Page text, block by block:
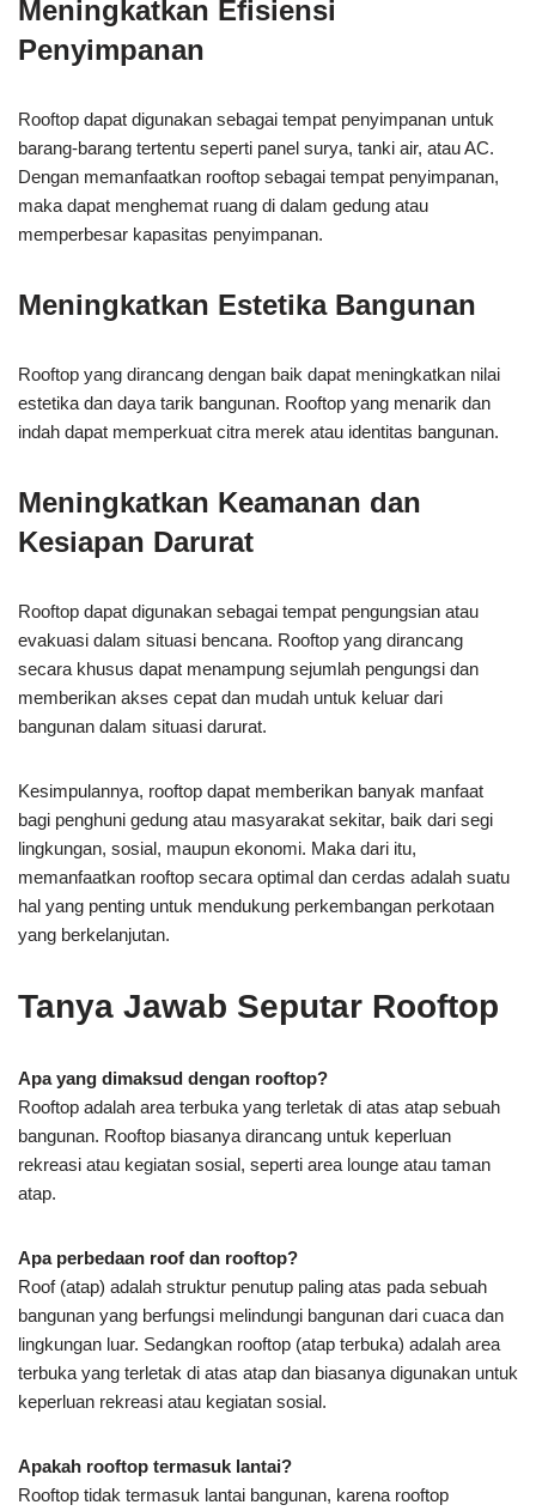
Meningkatkan Efisiensi
Penyimpanan
Rooftop dapat digunakan sebagai tempat penyimpanan untuk
barang-barang tertentu seperti panel surya, tanki air, atau AC.
Dengan memanfaatkan rooftop sebagai tempat penyimpanan,
maka dapat menghemat ruang di dalam gedung atau
memperbesar kapasitas penyimpanan.
Meningkatkan Estetika Bangunan
Rooftop yang dirancang dengan baik dapat meningkatkan nilai
estetika dan daya tarik bangunan. Rooftop yang menarik dan
indah dapat memperkuat citra merek atau identitas bangunan.
Meningkatkan Keamanan dan
Kesiapan Darurat
Rooftop dapat digunakan sebagai tempat pengungsian atau
evakuasi dalam situasi bencana. Rooftop yang dirancang
secara khusus dapat menampung sejumlah pengungsi dan
memberikan akses cepat dan mudah untuk keluar dari
bangunan dalam situasi darurat.
Kesimpulannya, rooftop dapat memberikan banyak manfaat
bagi penghuni gedung atau masyarakat sekitar, baik dari segi
lingkungan, sosial, maupun ekonomi. Maka dari itu,
memanfaatkan rooftop secara optimal dan cerdas adalah suatu
hal yang penting untuk mendukung perkembangan perkotaan
yang berkelanjutan.
Tanya Jawab Seputar Rooftop
Apa yang dimaksud dengan rooftop?
Rooftop adalah area terbuka yang terletak di atas atap sebuah
bangunan. Rooftop biasanya dirancang untuk keperluan
rekreasi atau kegiatan sosial, seperti area lounge atau taman
atap.
Apa perbedaan roof dan rooftop?
Roof (atap) adalah struktur penutup paling atas pada sebuah
bangunan yang berfungsi melindungi bangunan dari cuaca dan
lingkungan luar. Sedangkan rooftop (atap terbuka) adalah area
terbuka yang terletak di atas atap dan biasanya digunakan untuk
keperluan rekreasi atau kegiatan sosial.
Apakah rooftop termasuk lantai?
Rooftop tidak termasuk lantai bangunan, karena rooftop